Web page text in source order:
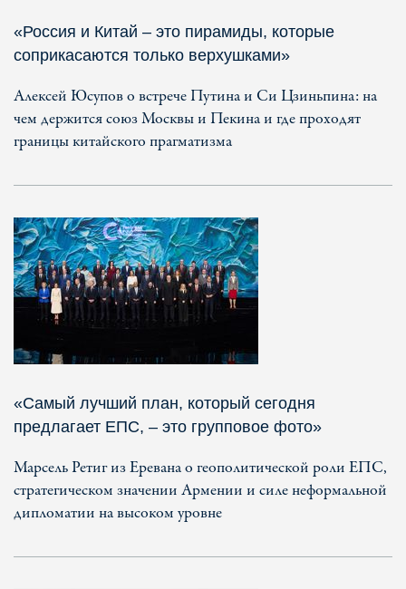
«Россия и Китай – это пирамиды, которые
соприкасаются только верхушками»
Алексей Юсупов о встрече Путина и Си Цзиньпина: на
чем держится союз Москвы и Пекина и где проходят
границы китайского прагматизма
«Самый лучший план, который сегодня
предлагает ЕПС, – это групповое фото»
Марсель Ретиг из Еревана о геополитической роли ЕПС,
стратегическом значении Армении и силе неформальной
дипломатии на высоком уровне